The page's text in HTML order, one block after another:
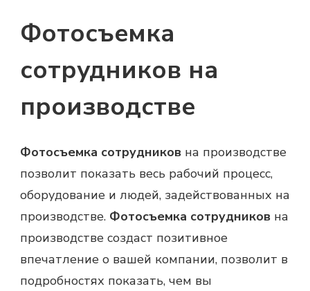
Фотосъемка
сотрудников на
производстве
Фотосъемка сотрудников на производстве
позволит показать весь рабочий процесс,
оборудование и людей, задействованных на
производстве. Фотосъемка сотрудников на
производстве создаст позитивное
впечатление о вашей компании, позволит в
подробностях показать, чем вы